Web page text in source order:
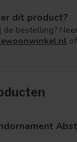
dit product?
bestelling?
of